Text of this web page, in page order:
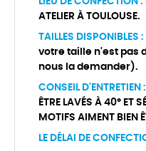
ATELIER À TOULOUSE.
TAILLES DISPONIBLES :
votre taille n'est pas
nous la demander).
CONSEIL D'ENTRETIEN :
ÊTRE LAVÉS À 40° ET
MOTIFS AIMENT BIEN
LE DÉLAI DE